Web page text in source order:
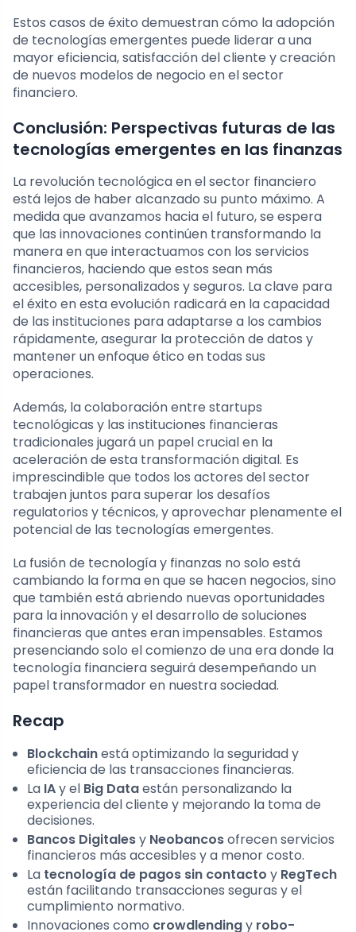
Estos casos de éxito demuestran cómo la adopción
de tecnologías emergentes puede liderar a una
mayor eficiencia, satisfacción del cliente y creación
de nuevos modelos de negocio en el sector
financiero.
Conclusión: Perspectivas futuras de las
tecnologías emergentes en las finanzas
La revolución tecnológica en el sector financiero
está lejos de haber alcanzado su punto máximo. A
medida que avanzamos hacia el futuro, se espera
que las innovaciones continúen transformando la
manera en que interactuamos con los servicios
financieros, haciendo que estos sean más
accesibles, personalizados y seguros. La clave para
el éxito en esta evolución radicará en la capacidad
de las instituciones para adaptarse a los cambios
rápidamente, asegurar la protección de datos y
mantener un enfoque ético en todas sus
operaciones.
Además, la colaboración entre startups
tecnológicas y las instituciones financieras
tradicionales jugará un papel crucial en la
aceleración de esta transformación digital. Es
imprescindible que todos los actores del sector
trabajen juntos para superar los desafíos
regulatorios y técnicos, y aprovechar plenamente el
potencial de las tecnologías emergentes.
La fusión de tecnología y finanzas no solo está
cambiando la forma en que se hacen negocios, sino
que también está abriendo nuevas oportunidades
para la innovación y el desarrollo de soluciones
financieras que antes eran impensables. Estamos
presenciando solo el comienzo de una era donde la
tecnología financiera seguirá desempeñando un
papel transformador en nuestra sociedad.
Recap
Blockchainestá optimizando la seguridad y
eficiencia de las transacciones financieras.
La IAy el Big Dataestán personalizando la
experiencia del cliente y mejorando la toma de
decisiones.
Bancos Digitalesy Neobancosofrecen servicios
financieros más accesibles y a menor costo.
La tecnología de pagos sin contacto y RegTech
están facilitando transacciones seguras y el
cumplimiento normativo.
Innovaciones como crowdlendingy robo-